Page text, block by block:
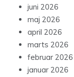
juni 2026
maj 2026
april 2026
marts 2026
februar 2026
januar 2026